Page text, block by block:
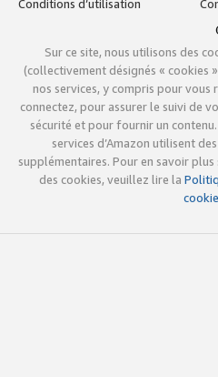
Conditions d’utilisation
Sur ce site, nous utilisons des
(collectivement désignés « cookies
nos services, y compris pour
connectez, pour assurer le suivi de
sécurité et pour fournir un
services d’Amazon utilisent
supplémentaires. Pour en savoir
des cookies, veuillez lire la